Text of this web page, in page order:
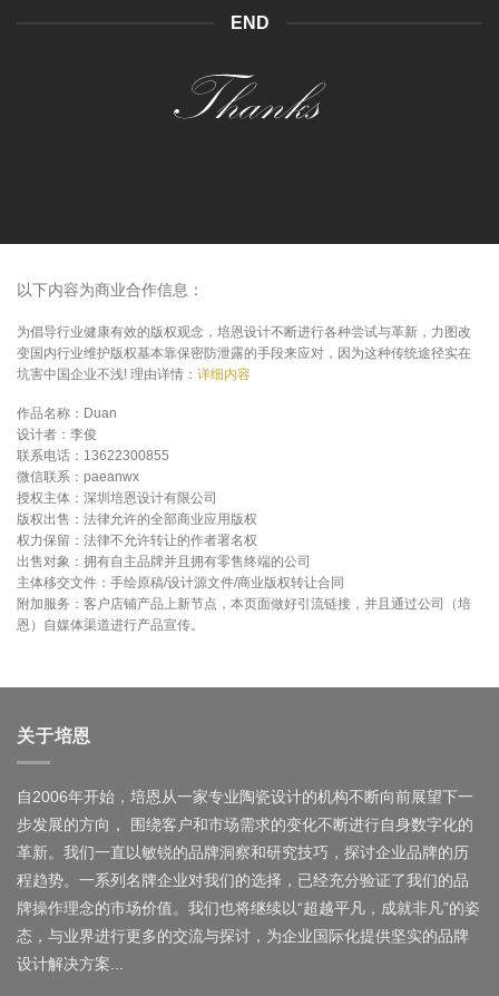
END
以下内容为商业合作信息：
为倡导行业健康有效的版权观念，培恩设计不断进行各种尝试与革新，力图改
变国内行业维护版权基本靠保密防泄露的手段来应对，因为这种传统途径实在
坑害中国企业不浅! 理由详情： 详细内容
作品名称：Duan
设计者：李俊
联系电话：13622300855
微信联系：paeanwx
授权主体：深圳培恩设计有限公司
版权出售：法律允许的全部商业应用版权
权力保留：法律不允许转让的作者署名权
出售对象：拥有自主品牌并且拥有零售终端的公司
主体移交文件：手绘原稿/设计源文件/商业版权转让合同
附加服务：客户店铺产品上新节点，本页面做好引流链接，并且通过公司（培
恩）自媒体渠道进行产品宣传。
关于培恩
自2006年开始，培恩从一家专业陶瓷设计的机构不断向前展望下一
步发展的方向， 围绕客户和市场需求的变化不断进行自身数字化的
革新。我们一直以敏锐的品牌洞察和研究技巧，探讨企业品牌的历
程趋势。一系列名牌企业对我们的选择，已经充分验证了我们的品
牌操作理念的市场价值。我们也将继续以“超越平凡，成就非凡”的姿
态，与业界进行更多的交流与探讨，为企业国际化提供坚实的品牌
设计解决方案...